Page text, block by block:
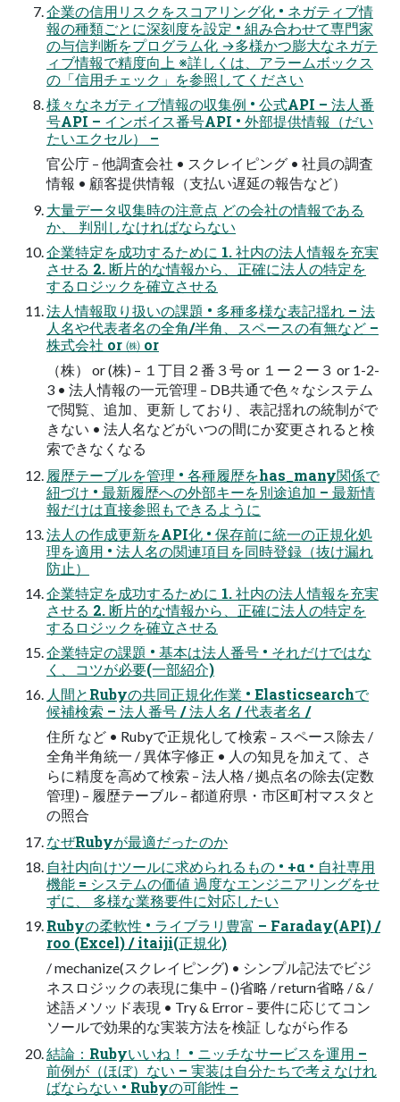
企業の信用リスクをスコアリング化 • ネガティブ情
報の種類ごとに深刻度を設定 • 組み合わせて専門家
の与信判断をプログラム化 →多様かつ膨大なネガテ
ィブ情報で精度向上 ※詳しくは、アラームボックス
の「信用チェック」を参照してください
様々なネガティブ情報の収集例 • 公式API – 法人番
号API – インボイス番号API • 外部提供情報（だい
たいエクセル） –
官公庁 – 他調査会社 • スクレイピング • 社員の調査
情報 • 顧客提供情報（支払い遅延の報告など）
大量データ収集時の注意点 どの会社の情報である
か、 判別しなければならない
企業特定を成功するために 1. 社内の法人情報を充実
させる 2. 断片的な情報から、正確に法人の特定を
するロジックを確立させる
法人情報取り扱いの課題 • 多種多様な表記揺れ – 法
人名や代表者名の全角/半角、スペースの有無など –
株式会社 or ㈱ or
（株） or (株) – １丁目２番３号 or １ー２ー３ or 1-2-
3 • 法人情報の一元管理 – DB共通で色々なシステム
で閲覧、追加、更新 しており、表記揺れの統制がで
きない • 法人名などがいつの間にか変更されると検
索できなくなる
履歴テーブルを管理 • 各種履歴をhas_many関係で
紐づけ • 最新履歴への外部キーを別途追加 – 最新情
報だけは直接参照もできるように
法人の作成更新をAPI化 • 保存前に統一の正規化処
理を適用 • 法人名の関連項目を同時登録（抜け漏れ
防止）
企業特定を成功するために 1. 社内の法人情報を充実
させる 2. 断片的な情報から、正確に法人の特定を
するロジックを確立させる
企業特定の課題 • 基本は法人番号 • それだけではな
く、コツが必要(一部紹介)
人間とRubyの共同正規化作業 • Elasticsearchで
候補検索 – 法人番号 / 法人名 / 代表者名 /
住所 など • Rubyで正規化して検索 – スペース除去 /
全角半角統一 / 異体字修正 • 人の知見を加えて、さ
らに精度を高めて検索 – 法人格 / 拠点名の除去(定数
管理) – 履歴テーブル – 都道府県・市区町村マスタと
の照合
なぜRubyが最適だったのか
自社内向けツールに求められるもの • +α • 自社専用
機能 = システムの価値 過度なエンジニアリングをせ
ずに、 多様な業務要件に対応したい
Rubyの柔軟性 • ライブラリ豊富 – Faraday(API) /
roo (Excel) / itaiji(正規化)
/ mechanize(スクレイピング) • シンプル記法でビジ
ネスロジックの表現に集中 – ()省略 / return省略 / & /
述語メソッド表現 • Try & Error – 要件に応じてコン
ソールで効果的な実装方法を検証 しながら作る
結論：Rubyいいね！ • ニッチなサービスを運用 –
前例が（ほぼ）ない – 実装は自分たちで考えなけれ
ばならない • Rubyの可能性 –